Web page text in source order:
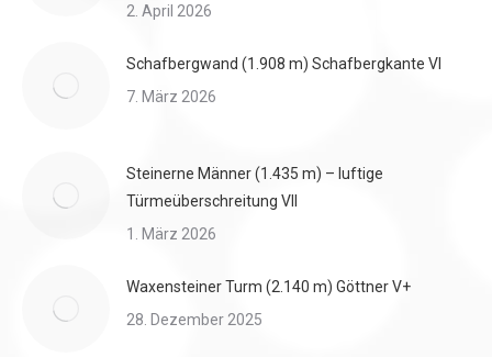
2. April 2026
Schafbergwand (1.908 m) Schafbergkante VI
7. März 2026
Steinerne Männer (1.435 m) – luftige
Türmeüberschreitung VII
1. März 2026
Waxensteiner Turm (2.140 m) Göttner V+
28. Dezember 2025